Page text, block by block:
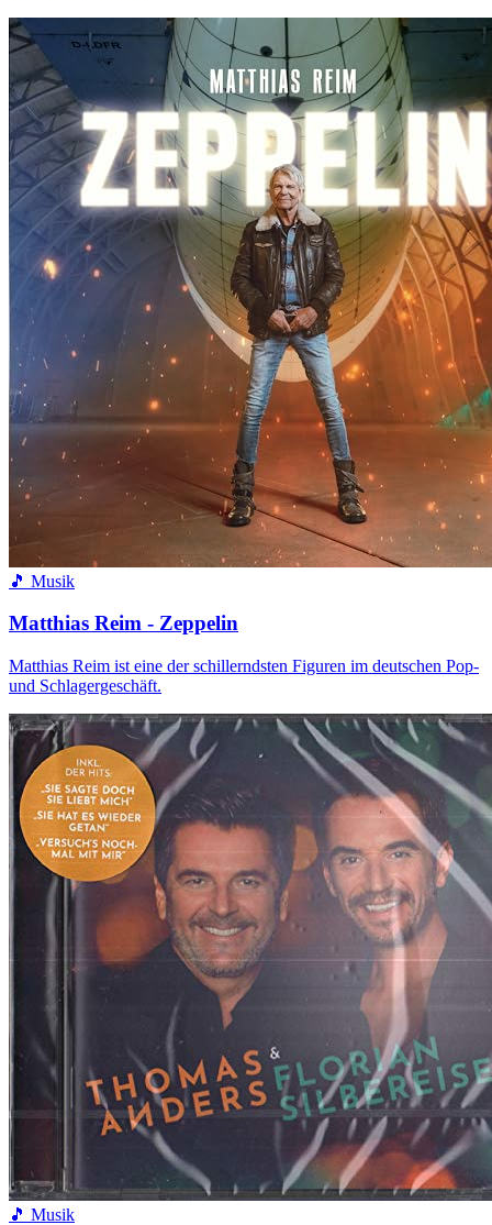
🎵 Musik
Matthias Reim - Zeppelin
Matthias Reim ist eine der schillerndsten Figuren im deutschen Pop-
und Schlagergeschäft.
🎵 Musik